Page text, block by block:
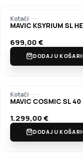
Kotači
MAVIC KSYRIUM SL
699,00€
DODAJ U
Kotači
MAVIC COSMIC SL
1.299,00€
DODAJ U